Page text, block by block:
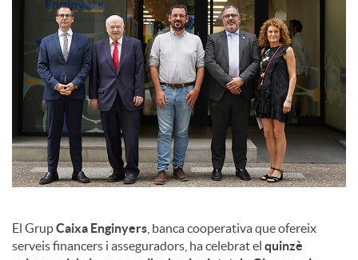
s
El GrupCaixa Enginyers , banca cooperativa que ofereix
serveis financers i asseguradors, ha celebrat el quinzè